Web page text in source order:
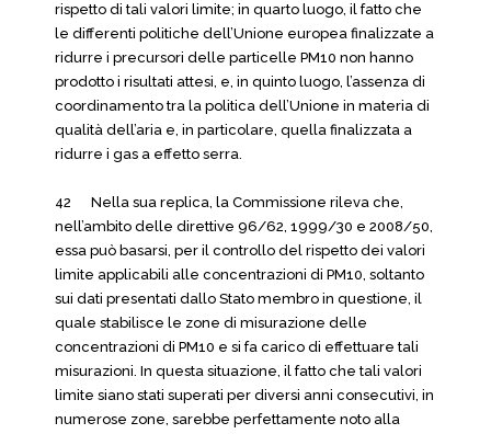
rispetto di tali valori limite; in quarto luogo, il fatto che
le differenti politiche dell’Unione europea finalizzate a
ridurre i precursori delle particelle PM10 non hanno
prodotto i risultati attesi, e, in quinto luogo, l’assenza di
coordinamento tra la politica dell’Unione in materia di
qualità dell’aria e, in particolare, quella finalizzata a
ridurre i gas a effetto serra.
42 Nella sua replica, la Commissione rileva che,
nell’ambito delle direttive 96/62, 1999/30 e 2008/50,
essa può basarsi, per il controllo del rispetto dei valori
limite applicabili alle concentrazioni di PM10, soltanto
sui dati presentati dallo Stato membro in questione, il
quale stabilisce le zone di misurazione delle
concentrazioni di PM10 e si fa carico di effettuare tali
misurazioni. In questa situazione, il fatto che tali valori
limite siano stati superati per diversi anni consecutivi, in
numerose zone, sarebbe perfettamente noto alla